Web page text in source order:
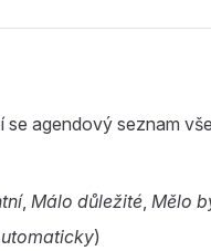
se agendový seznam
, Málo důležité, Mělo
)